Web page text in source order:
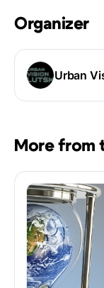
Organizer
Urban
More from